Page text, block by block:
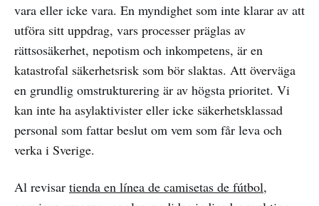
vara eller icke vara. En myndighet som inte klarar av att
utföra sitt uppdrag, vars processer präglas av
rättsosäkerhet, nepotism och inkompetens, är en
katastrofal säkerhetsrisk som bör slaktas. Att överväga
en grundlig omstrukturering är av högsta prioritet. Vi
kan inte ha asylaktivister eller icke säkerhetsklassad
personal som fattar beslut om vem som får leva och
verka i Sverige.
Al revisar tienda en línea de camisetas de fútbol,